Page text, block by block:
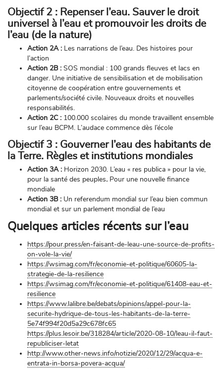
Objectif 2 : Repenser l’eau. Sauver le droit
universel à l’eau et promouvoir les droits de
l’eau (de la nature)
Action 2A : Les narrations de l’eau. Des histoires pour
l’action
Action 2B : SOS mondial : 100 grands fleuves et lacs en
danger. Une initiative de sensibilisation et de mobilisation
citoyenne de coopération entre gouvernements et
parlements/société civile. Nouveaux droits et nouvelles
responsabilités.
Action 2C : 100.000 scolaires du monde travaillent ensemble
sur l’eau BCPM. L’audace commence dès l’école
Objectif 3 : Gouverner l’eau des habitants de
la Terre. Règles et institutions mondiales
Action 3A : Horizon 2030. L’eau « res publica » pour la vie,
pour la santé des peuples. Pour une nouvelle finance
mondiale
Action 3B : Un referendum mondial sur l’eau bien commun
mondial et sur un parlement mondial de l’eau
Quelques articles récents sur l’eau
https://pour.press/en-faisant-de-leau-une-source-de-profits-
on-vole-la-vie/
https://wsimag.com/fr/economie-et-politique/60605-la-
strategie-de-la-resilience
https://wsimag.com/fr/economie-et-politique/61408-eau-et-
resilience
https://www.lalibre.be/debats/opinions/appel-pour-la-
securite-hydrique-de-tous-les-habitants-de-la-terre-
5e74f994f20d5a29c678fc65
https://plus.lesoir.be/318284/article/2020-08-10/leau-il-faut-
republiciser-letat
http://www.other-news.info/notizie/2020/12/29/acqua-e-
entrata-in-borsa-povera-acqua/